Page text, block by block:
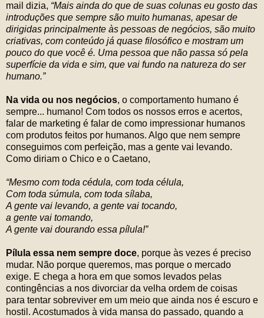
mail dizia, “Mais ainda do que de suas colunas eu gosto das
introduções que sempre são muito humanas, apesar de
dirigidas principalmente às pessoas de negócios, são muito
criativas, com conteúdo já quase filosófico e mostram um
pouco do que você é. Uma pessoa que não passa só pela
superfície da vida e sim, que vai fundo na natureza do ser
humano.”
Na vida ou nos negócios, o comportamento humano é
sempre... humano! Com todos os nossos erros e acertos,
falar de marketing é falar de como impressionar humanos
com produtos feitos por humanos. Algo que nem sempre
conseguimos com perfeição, mas a gente vai levando.
Como diriam o Chico e o Caetano,
“Mesmo com toda cédula, com toda célula,
Com toda súmula, com toda sílaba,
A gente vai levando, a gente vai tocando,
a gente vai tomando,
A gente vai dourando essa pílula!”
Pílula essa nem sempre doce, porque às vezes é preciso
mudar. Não porque queremos, mas porque o mercado
exige. E chega a hora em que somos levados pelas
contingências a nos divorciar da velha ordem de coisas
para tentar sobreviver em um meio que ainda nos é escuro e
hostil. Acostumados à vida mansa do passado, quando a